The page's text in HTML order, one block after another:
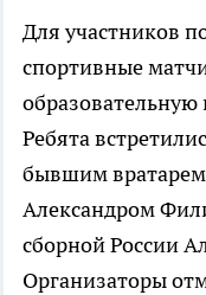
Для участников
спортивные
Ребята
бывшим вратарем
Александром
сборной России
Организаторы